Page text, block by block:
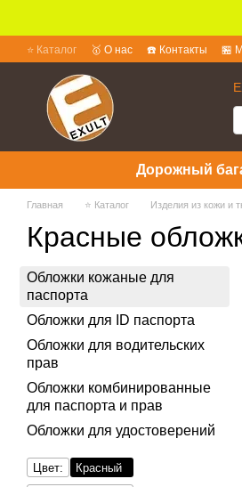
⭐ Каталог 🥇 О нас ☎️ Контакты 🏪
Дорожный
Главная ⭐ Каталог Изделия из кожи и
Красные
Обложки кожаные для
паспорта
Обложки для ID паспорта
Обложки для водительских
прав
Обложки комбинированные
для паспорта и прав
Обложки для удостоверений
Цвет:
Красный